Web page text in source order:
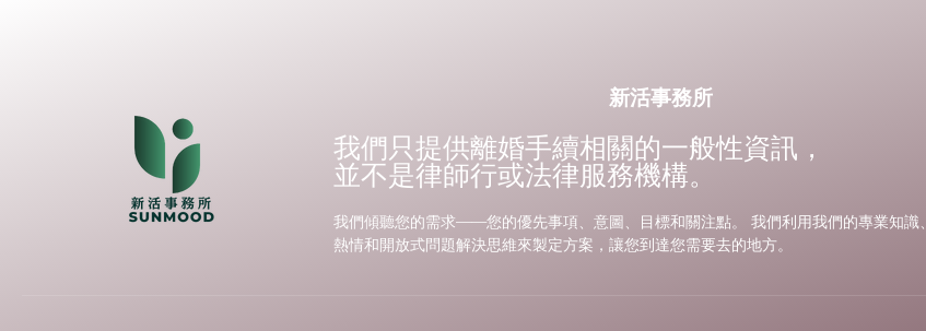
新活事務所
我們只提供離婚手續相關的一般性資訊，
並不是律師行或法律服務機構。
我們傾聽您的需求——您的優先事項、意圖、目標和關注點。 我們利用我們的專業知識、
熱情和開放式問題解決思維來製定方案，讓您到達您需要去的地方。